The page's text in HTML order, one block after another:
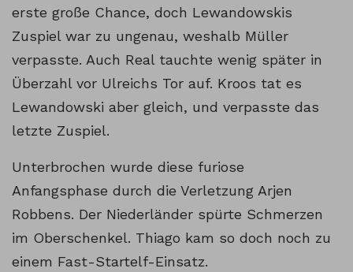
erste große Chance, doch Lewandowskis
Zuspiel war zu ungenau, weshalb Müller
verpasste. Auch Real tauchte wenig später in
Überzahl vor Ulreichs Tor auf. Kroos tat es
Lewandowski aber gleich, und verpasste das
letzte Zuspiel.
Unterbrochen wurde diese furiose
Anfangsphase durch die Verletzung Arjen
Robbens. Der Niederländer spürte Schmerzen
im Oberschenkel. Thiago kam so doch noch zu
einem Fast-Startelf-Einsatz.